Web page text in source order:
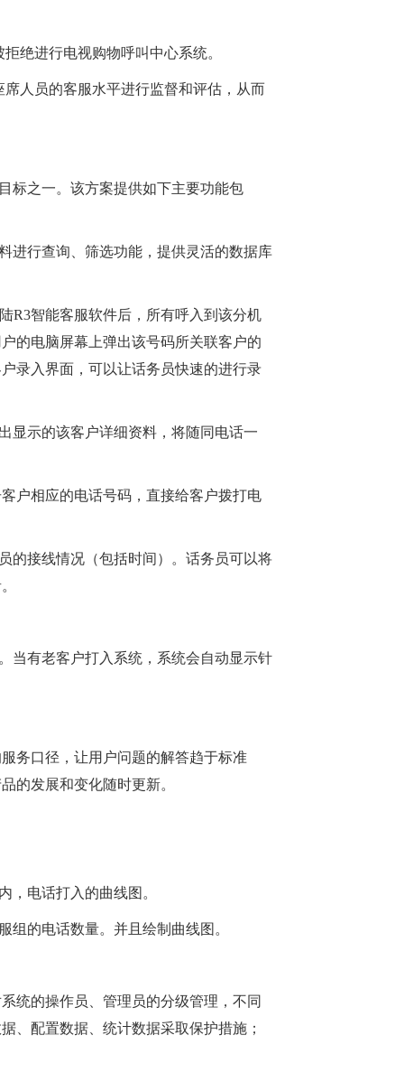
拒绝进行电视购物呼叫中心系统。
人员的客服水平进行监督和评估，从而
标之一。该方案提供如下主要功能包
进行查询、筛选功能，提供灵活的数据库
R3智能客服软件后，所有呼入到该分机
的电脑屏幕上弹出该号码所关联客户的
录入界面，可以让话务员快速的进行录
显示的该客户详细资料，将随同电话一
户相应的电话号码，直接给客户拨打电
的接线情况（包括时间）。话务员可以将
当有老客户打入系统，系统会自动显示针
务口径，让用户问题的解答趋于标准
的发展和变化随时更新。
，电话打入的曲线图。
的电话数量。并且绘制曲线图。
统的操作员、管理员的分级管理，不同
、配置数据、统计数据采取保护措施；